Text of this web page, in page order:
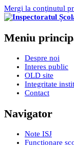
Mergi la conţinutul
Meniu
Despre noi
Interes public
OLD site
Integritate
Contact
Navigator
Note ISJ
Functionare